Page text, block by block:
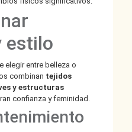
estilo
elegir entre belleza o
combinan tejidos
y estructuras
confianza y feminidad.